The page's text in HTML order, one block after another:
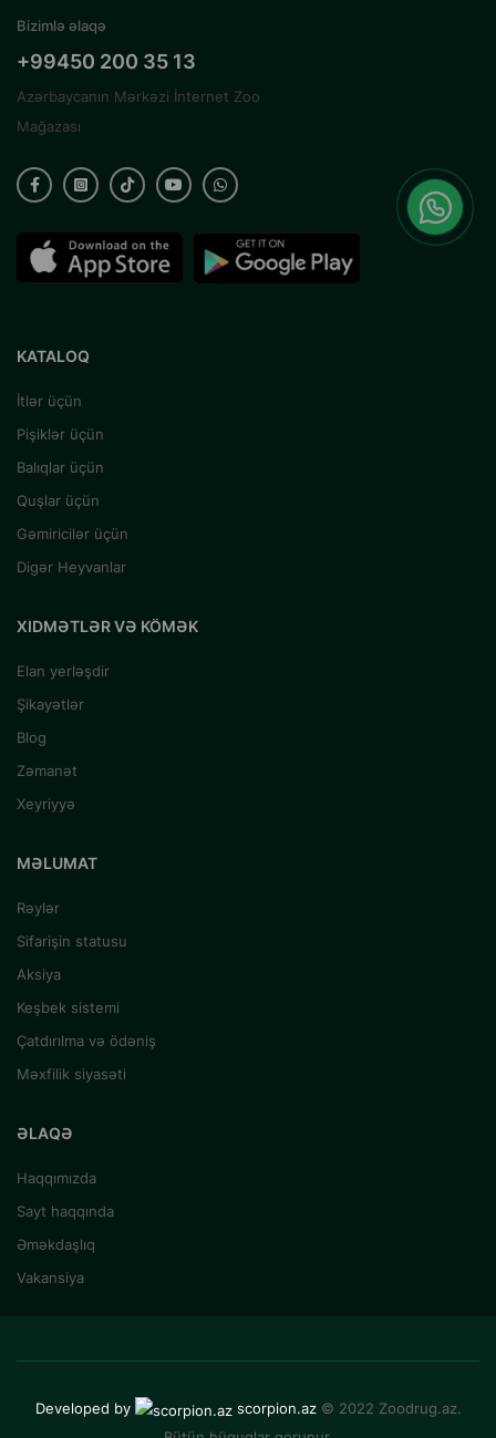
Bizimlə əlaqə
+99450 200 35 13
Azərbaycanın Mərkəzi İnternet Zoo
Mağazası
KATALOQ
İtlər üçün
Pişiklər üçün
Balıqlar üçün
Quşlar üçün
Gəmiricilər üçün
Digər Heyvanlar
XIDMƏTLƏR VƏ KÖMƏK
Elan yerləşdir
Şikayətlər
Blog
Zəmanət
Xeyriyyə
MƏLUMAT
Rəylər
Sifarişin statusu
Aksiya
Keşbek sistemi
Çatdırılma və ödəniş
Məxfilik siyasəti
ƏLAQƏ
Haqqımızda
Sayt haqqında
Əməkdaşlıq
Vakansiya
Developed by scorpion.az © 2022 Zoodrug.az.